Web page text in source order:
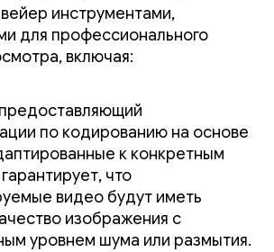
инструментами,
для профессионального
включая:
по кодированию на основе
к конкретным
что
видео будут иметь
изображения с
уровнем шума или размытия.